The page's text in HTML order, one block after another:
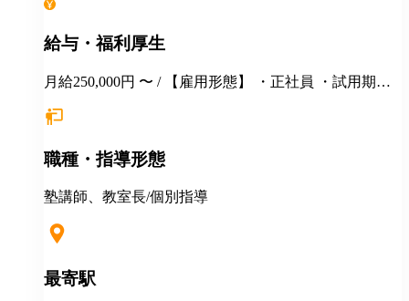
給与・福利厚生
月給250,000円 〜 / 【雇用形態】 ・正社員 ・試用期間6
経験・年齢等を考慮し、決定いたします。面接時にぜ
400万円（賞与、各種手当込み） ※上記は固定残業代
は、給与規定に基づき計算。 ※固定残業代は残業がな
室長の給与平均：月給33.1万円（2025年実績） ◆賞与
災・健康・厚生年金） ◆社宅制度 （規定あり） ◆交
通費全額支給（規定あり） ◆社内表彰制度 ◆退職金制
職種・指導形態
塾講師、教室長/個別指導
最寄駅